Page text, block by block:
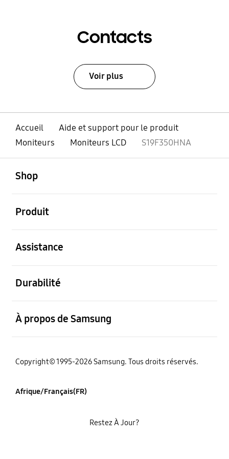
Contacts
Voir plus
Accueil
Aide et support pour le produit
Moniteurs
Moniteurs LCD S19F350HNA
Shop
Produit
Assistance
Durabilité
À propos de Samsung
Copyright© 1995-2026 Samsung. Tous droits réservés.
Afrique/Français(FR)
Restez À Jour?